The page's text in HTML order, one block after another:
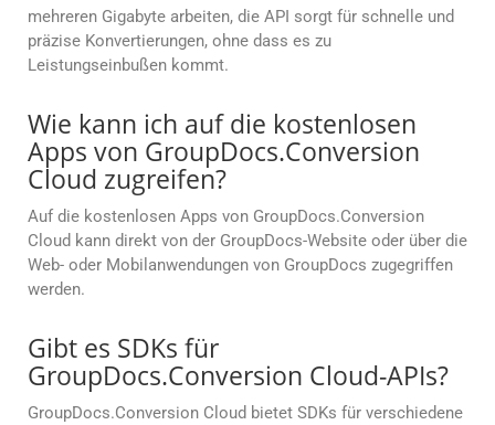
mehreren Gigabyte arbeiten, die API sorgt für schnelle und
präzise Konvertierungen, ohne dass es zu
Leistungseinbußen kommt.
Wie kann ich auf die kostenlosen
Apps von GroupDocs.Conversion
Cloud zugreifen?
Auf die kostenlosen Apps von GroupDocs.Conversion
Cloud kann direkt von der GroupDocs-Website oder über die
Web- oder Mobilanwendungen von GroupDocs zugegriffen
werden.
Gibt es SDKs für
GroupDocs.Conversion Cloud-APIs?
GroupDocs.Conversion Cloud bietet SDKs für verschiedene